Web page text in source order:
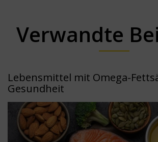
Verwandte
Lebensmittel mit Omega-
Gesundheit